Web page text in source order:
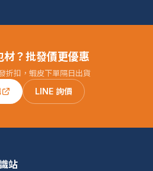
材？批發價更優惠
折扣，蝦皮下單隔日出貨
LINE 詢價
站